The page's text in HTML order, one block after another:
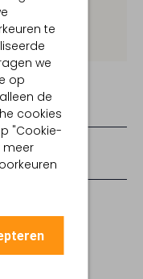
te
we
op
de
cookies
"Cookie-
meer